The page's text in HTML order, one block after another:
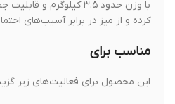
با وزن حدود ۳.۵
کرده و از میز در برابر آسیب‌های
مناسب برای
این محصول برای فعالیت‌های زیر